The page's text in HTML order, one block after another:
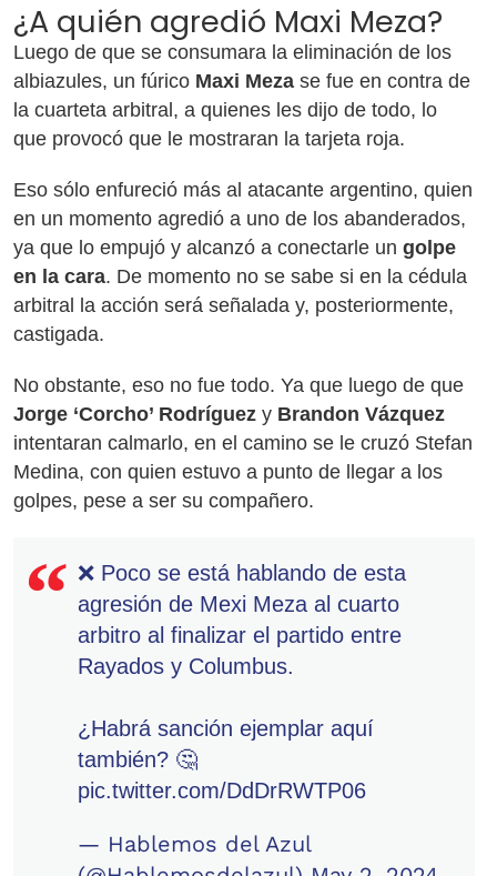
¿A quién agredió Maxi Meza?
Luego de que se consumara la eliminación de los
albiazules, un fúrico Maxi Meza se fue en contra de
la cuarteta arbitral, a quienes les dijo de todo, lo
que provocó que le mostraran la tarjeta roja.
Eso sólo enfureció más al atacante argentino, quien
en un momento agredió a uno de los abanderados,
ya que lo empujó y alcanzó a conectarle un golpe
en la cara. De momento no se sabe si en la cédula
arbitral la acción será señalada y, posteriormente,
castigada.
No obstante, eso no fue todo. Ya que luego de que
Jorge ‘Corcho’ Rodríguez y Brandon Vázquez
intentaran calmarlo, en el camino se le cruzó Stefan
Medina, con quien estuvo a punto de llegar a los
golpes, pese a ser su compañero.
❌ Poco se está hablando de esta
agresión de Mexi Meza al cuarto
arbitro al finalizar el partido entre
Rayados y Columbus.
¿Habrá sanción ejemplar aquí
también? 🤔
pic.twitter.com/DdDrRWTP06
— Hablemos del Azul